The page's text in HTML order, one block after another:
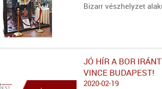
Bizarr vészhelyzet
JÓ HÍR A BOR
VINCE BUDAPEST!
2020-02-19